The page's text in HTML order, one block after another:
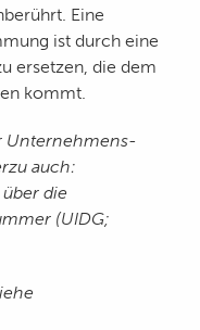
Eine
ist durch eine
ersetzen, die dem
kommt.
Unternehmens-
auch:
die
(UIDG;